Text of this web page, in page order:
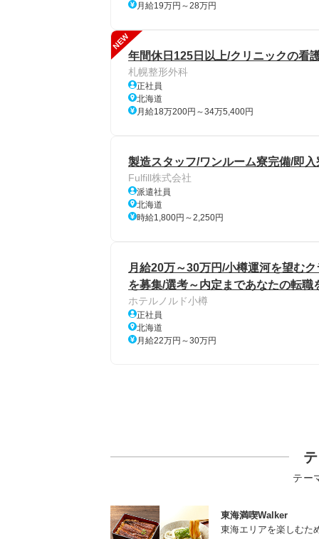
月給19万円～28万円
NEW
年間休日125日以上/クリニックの看
札幌整形外科
正社員
北海道
月給18万200円～34万5,400円
製造スタッフ/ワンルーム寮完備/即
Fulfill株式会社
派遣社員
北海道
時給1,800円～2,250円
月給20万～30万円/小樽運河を望む
を募集/選考～内定まであなたの転職
ホテルノルド小樽
正社員
北海道
月給22万円～30万円
テー
東海満喫Walker
東海エリアを楽しむた